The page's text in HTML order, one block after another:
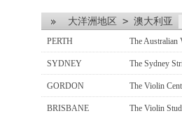
大洋洲地区 > 澳大利亚
PERTH The Australian
SYDNEY The Sydney
GORDON The Violin
BRISBANE The Violin